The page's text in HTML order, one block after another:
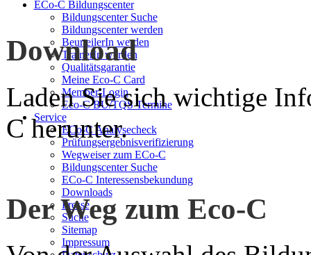
ECo-C Bildungscenter
Bildungscenter Suche
Bildungscenter werden
BeurteilerIn werden
TrainerIn werden
Qualitätsgarantie
Meine Eco-C Card
Member-Login
Eco-C BU/TQS Termine
Service
ECo-C Analysecheck
Prüfungsergebnisverifizierung
Wegweiser zum ECo-C
Bildungscenter Suche
ECo-C Interessensbekundung
Downloads
Presse
Suche
Sitemap
Impressum
Download
Laden Sie sich wichtige
C herunter.
Der Weg zum Eco-C